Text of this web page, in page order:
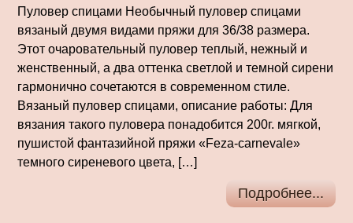
Пуловер спицами Необычный пуловер спицами
вязаный двумя видами пряжи для 36/38 размера.
Этот очаровательный пуловер теплый, нежный и
женственный, а два оттенка светлой и темной сирени
гармонично сочетаются в современном стиле.
Вязаный пуловер спицами, описание работы: Для
вязания такого пуловера понадобится 200г. мягкой,
пушистой фантазийной пряжи «Feza-carnevale»
темного сиреневого цвета, […]
Подробнее...